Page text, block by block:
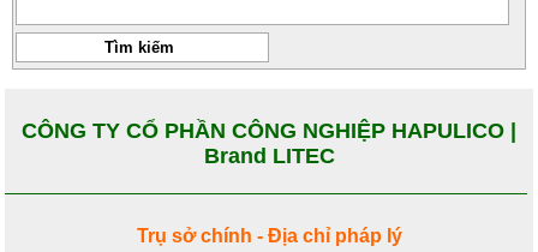
CÔNG TY CỔ PHẦN CÔNG NGHIỆP HAPULICO |
Brand LITEC
Trụ sở chính - Địa chỉ pháp lý